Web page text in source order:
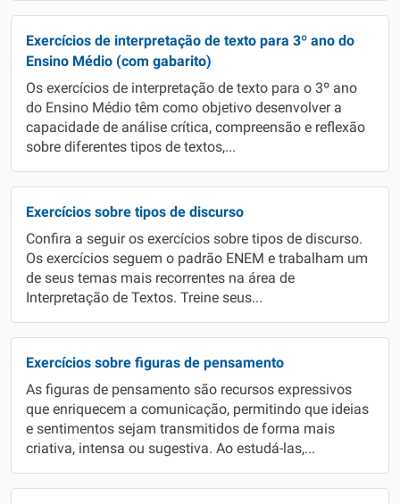
Exercícios de interpretação de texto para 3º ano do
Ensino Médio (com gabarito)
Os exercícios de interpretação de texto para o 3º ano
do Ensino Médio têm como objetivo desenvolver a
capacidade de análise crítica, compreensão e reflexão
sobre diferentes tipos de textos,...
Exercícios sobre tipos de discurso
Confira a seguir os exercícios sobre tipos de discurso.
Os exercícios seguem o padrão ENEM e trabalham um
de seus temas mais recorrentes na área de
Interpretação de Textos. Treine seus...
Exercícios sobre figuras de pensamento
As figuras de pensamento são recursos expressivos
que enriquecem a comunicação, permitindo que ideias
e sentimentos sejam transmitidos de forma mais
criativa, intensa ou sugestiva. Ao estudá-las,...